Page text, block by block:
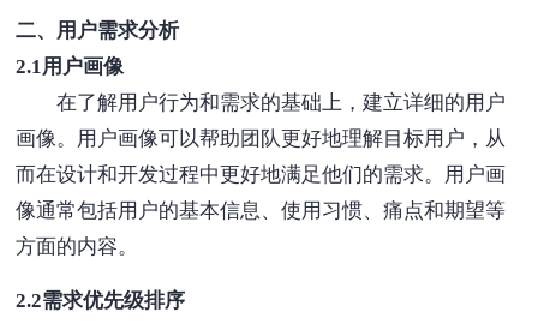
二、用户需求分析
2.1用户画像
在了解用户行为和需求的基础上，建立详细的用户
画像。用户画像可以帮助团队更好地理解目标用户，从
而在设计和开发过程中更好地满足他们的需求。用户画
像通常包括用户的基本信息、使用习惯、痛点和期望等
方面的内容。
2.2需求优先级排序